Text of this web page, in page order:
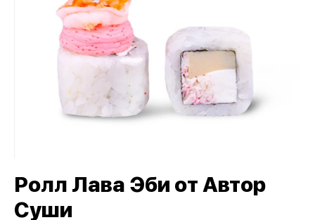
Ролл Лава Эби от Автор
Суши